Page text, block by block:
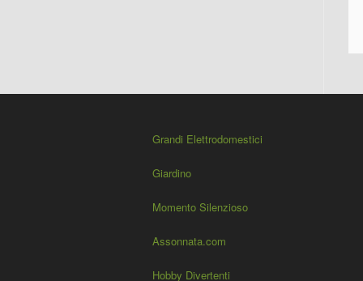
Grandi Elettrodomestici
Giardino
Momento Silenzioso
Assonnata.com
Hobby Divertenti